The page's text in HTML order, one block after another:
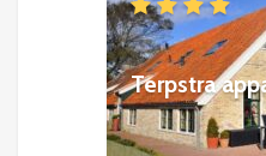
Terpstra